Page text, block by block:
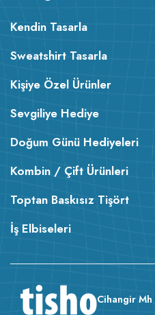
Kendin Tasarla
Sweatshirt Tasarla
Kişiye Özel Ürünler
Sevgiliye Hediye
Doğum Günü Hediyeleri
Kombin / Çift Ürünleri
Toptan Baskısız Tişört
İş Elbiseleri
Cihangir Mh